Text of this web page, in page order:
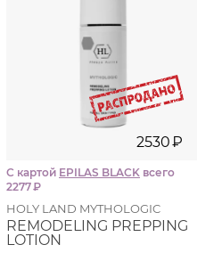
2530₽
С картой EPILAS BLACK всего
2277₽
HOLY LAND MYTHOLOGIC
REMODELING PREPPING
LOTION